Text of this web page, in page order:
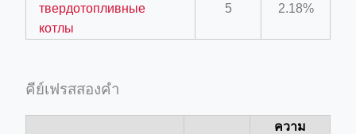
твердотопливные
котлы
5 2.18%
คีย์เฟรสสองคำ
ความ